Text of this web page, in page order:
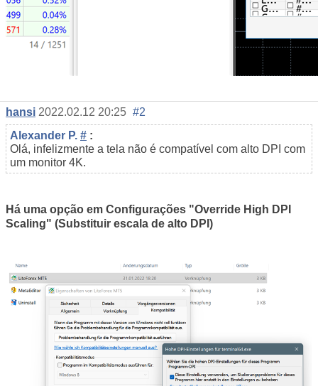
hansi 2022.02.12 20:25 #2
Alexander P. # :
Olá, infelizmente a tela não é compatível com alto DPI com
um monitor 4K.
Há uma opção em Configurações "Override High DPI
Scaling" (Substituir escala de alto DPI)